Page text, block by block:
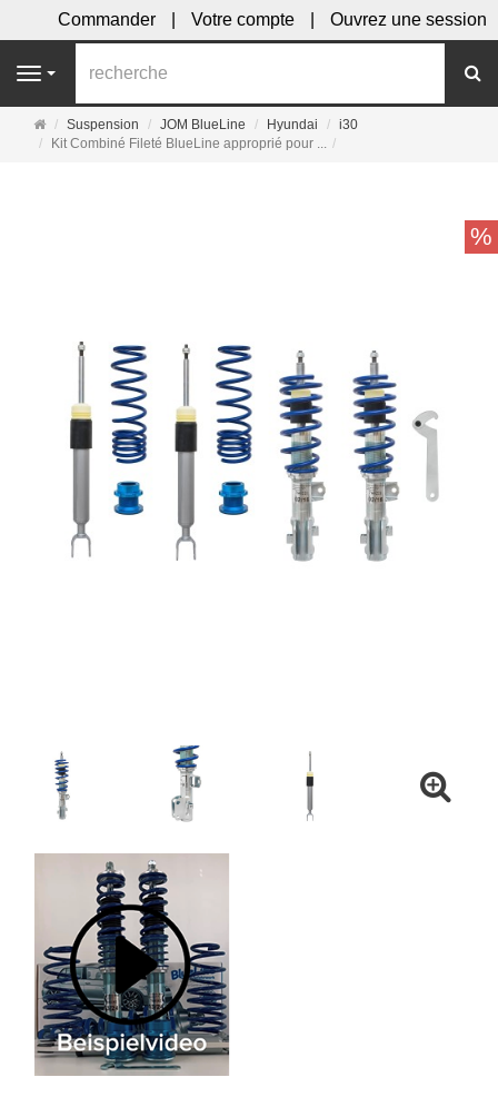
Commander Votre compte Ouvrez une session
Navigation
Page
d'accueil
Suspension JOM BlueLine Hyundai
i30
Kit Combiné Fileté BlueLine approprié pour ...
%